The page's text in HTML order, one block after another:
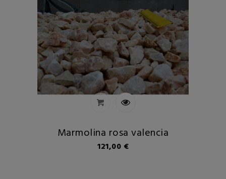
Marmolina rosa valencia
Preu
121,00 €